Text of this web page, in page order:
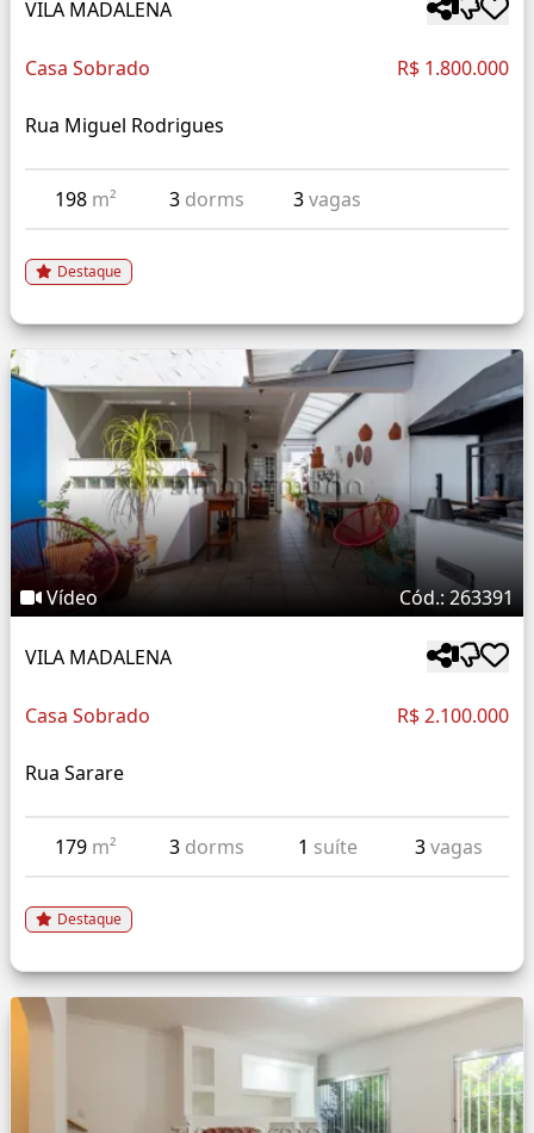
VILA MADALENA
Casa Sobrado R$ 1.800.000
Rua Miguel Rodrigues
198 m² 3 dorms 3vagas
Destaque
Vídeo Cód.: 263391
VILA MADALENA
Casa Sobrado R$ 2.100.000
Rua Sarare
179 m² 3 dorms 1 suíte 3vagas
Destaque